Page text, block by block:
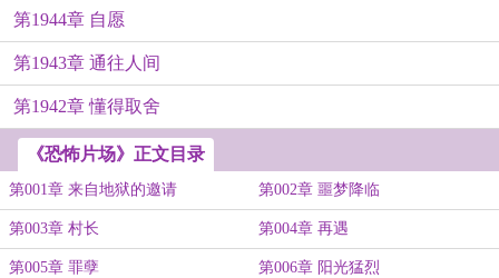
第1944章 自愿
第1943章 通往人间
第1942章 懂得取舍
《恐怖片场》正文目录
第001章 来自地狱的邀请 第002章 噩梦降临
第003章 村长 第004章 再遇
第005章 罪孽 第006章 阳光猛烈